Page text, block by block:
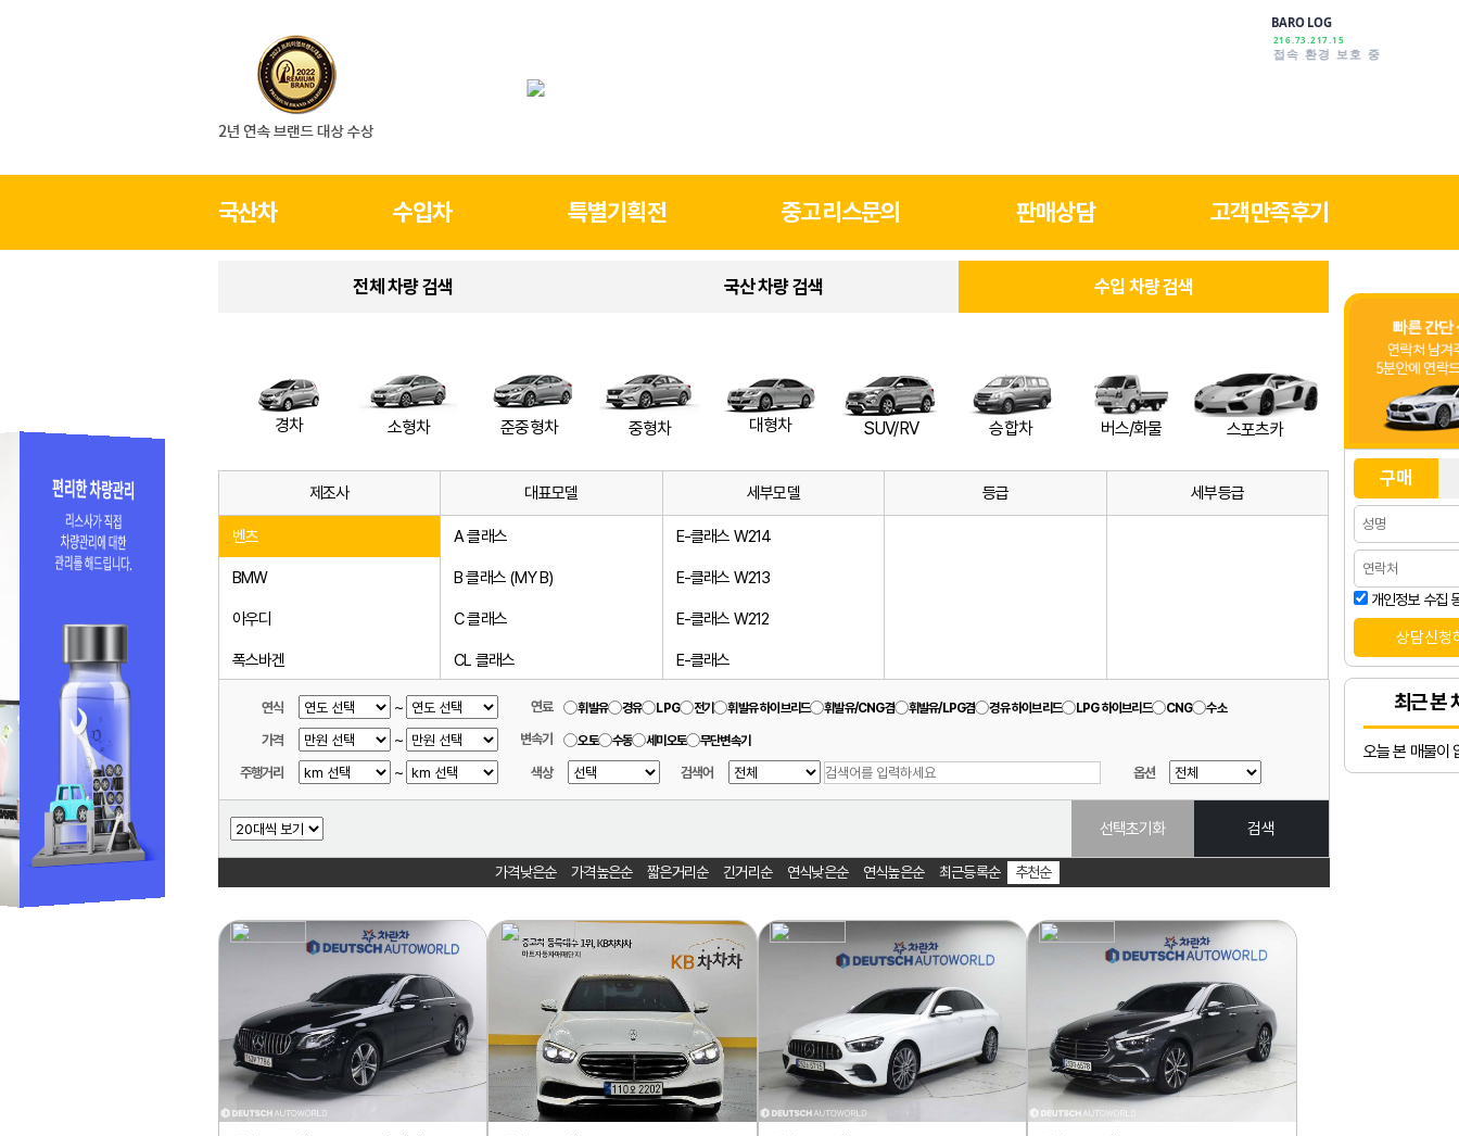
국산차 수입차 특별기획전 중고리스문의 판매상담 고객만족후기
구매
개인정보 수집
최근 본
오늘 본 매물이
전체 차량 검색 국산 차량 검색 수입 차량 검색
경차 소형차 준중형차 중형차 대형차 SUV/RV 승합차 버스/화물 스포츠카
제조사
벤츠
BMW
아우디
폭스바겐
랜드로버
닛산
동풍소콘
렉서스
로버
로터스
대표모델
A 클래스
B 클래스 (MY B)
C 클래스
CL 클래스
CLA 클래스
CLE 클래스
CLK 클래스
E 클래스
EQB
EQC
EQE
EQS
G 클래스(G 바겐)
세부모델
E-클래스 W214
E-클래스 W213
E-클래스 W212
E-클래스
등급 세부등급
연식 ~ 연료 휘발유 경유 LPG 전기 휘발유 하이브리드 휘발유/CNG겸 휘발유/LPG겸 경유 하이브리드 LPG 하이브리드 CNG 수소
가격 ~ 변속기 오토 수동 세미오토 무단변속기
주행거리 ~ 색상 검색어 옵션
선택초기화 검색
가격낮은순 가격높은순 짧은거리순 긴거리순 연식낮은순 연식높은순 최근등록순 추천순
BARO LOG
216.73.217.15
안심하고 이용하세요